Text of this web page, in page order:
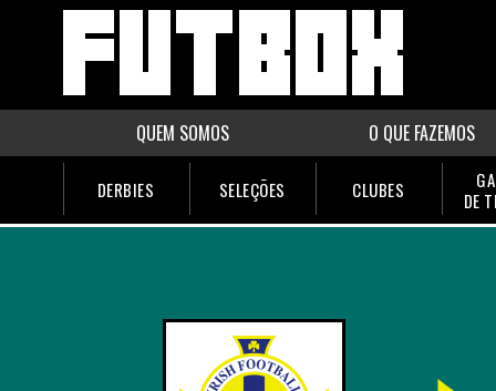
QUEM SOMOS O QUE FAZEMOS
DERBIES SELEÇÕES CLUBES
DE